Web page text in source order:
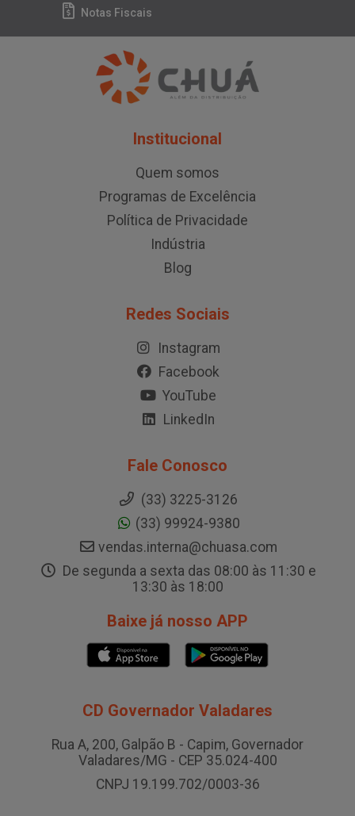
Notas Fiscais
Institucional
Quem somos
Programas de Excelência
Política de Privacidade
Indústria
Blog
Redes Sociais
Instagram
Facebook
YouTube
LinkedIn
Fale Conosco
(33) 3225-3126
(33) 99924-9380
vendas.interna@chuasa.com
De segunda a sexta das 08:00 às 11:30 e
13:30 às 18:00
Baixe já nosso APP
CD Governador Valadares
Rua A, 200, Galpão B - Capim, Governador
Valadares/MG - CEP 35.024-400
CNPJ 19.199.702/0003-36